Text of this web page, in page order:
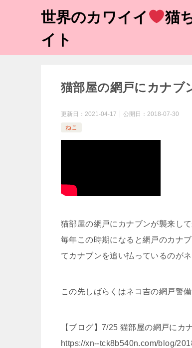
世界のカワイイ
猫
イト
猫部屋の網戸にカナブ
更新日： 2021-04-17 公開日： 2018-07-30
ねこ
猫部屋の網戸にカナブンが襲来し
毎年この時期になると網戸のカナ
てカナブンを追い払っているのがネ
この先しばらくはネコ吉の網戸警
【ブログ】7/25 猫部屋の網戸にカ
https://xn--tck8b540n.com/blog/